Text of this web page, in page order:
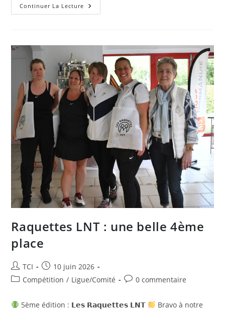
Continuer La Lecture Fin
Du
TCI
Lyre
Raquettes LNT : une belle 4ème
place
Auteur/autrice
de
TCI
Publication
publiée :
10 juin 2026
PostCompétition / Ligue/Comité
Commentaires
0 commentaire
5ème édition : 𝗟𝗲𝘀 𝗥𝗮𝗾𝘂𝗲𝘁𝘁𝗲𝘀 𝗟𝗡𝗧 Bravo à notre